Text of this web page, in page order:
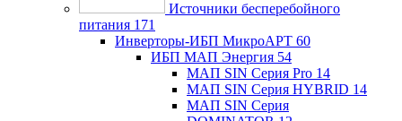
Источники бесперебойного
питания 171
Инверторы-ИБП МикроАРТ 60
ИБП МАП Энергия 54
МАП SIN Серия Pro 14
МАП SIN Серия HYBRID 14
МАП SIN Серия